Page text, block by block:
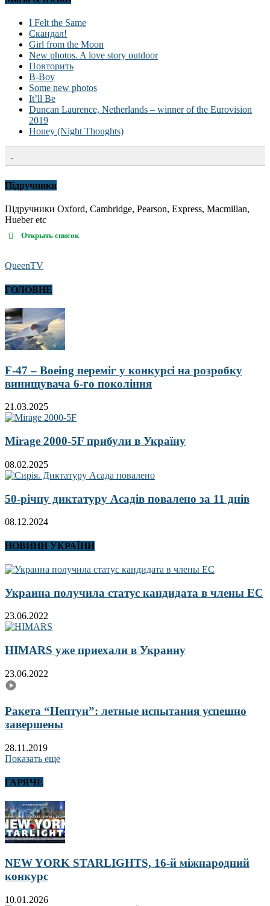
I Felt the Same
Скандал!
Girl from the Moon
New photos. A love story outdoor
Повторить
B-Boy
Some new photos
It’ll Be
Duncan Laurence, Netherlands – winner of the Eurovision
2019
Honey (Night Thoughts)
.
Підручники
Підручники Oxford, Cambridge, Pearson, Express, Macmillan,
Hueber etc
Открыть список
QueenTV
ГОЛОВНЕ
F-47 – Boeing переміг у конкурсі на розробку
винищувача 6-го покоління
21.03.2025
Mirage 2000-5F прибули в Україну
08.02.2025
50-річну диктатуру Асадів повалено за 11 днів
08.12.2024
НОВИНИ УКРАЇНИ
Украина получила статус кандидата в члены ЕС
23.06.2022
HIMARS уже приехали в Украину
23.06.2022
Ракета “Нептун”: летные испытания успешно
завершены
28.11.2019
Показать еще
ГАРЯЧЕ
NEW YORK STARLIGHTS, 16-й міжнародний
конкурс
10.01.2026